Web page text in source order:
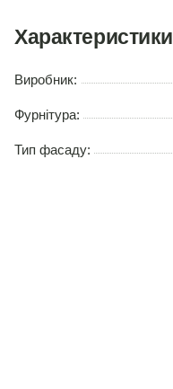
Характеристики
Виробник:
Фурнітура:
Тип фасаду: